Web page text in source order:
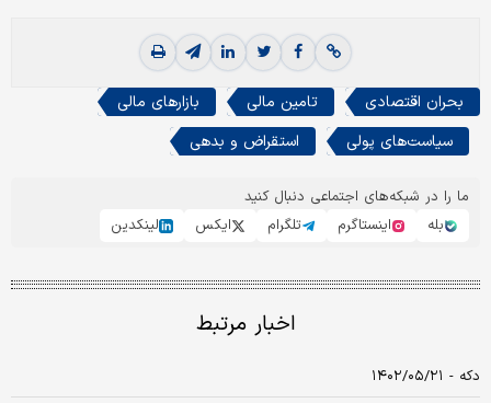
بحران اقتصادی تامین مالی
بازارهای مالی
سیاست‌های پولی
استقراض و بدهی
ما را در شبکه‌های اجتماعی دنبال کنید
بله
اینستاگرم تلگرام ایکس لینکدین
اخبار مرتبط
دکه - ۱۴۰۲/۰۵/۲۱